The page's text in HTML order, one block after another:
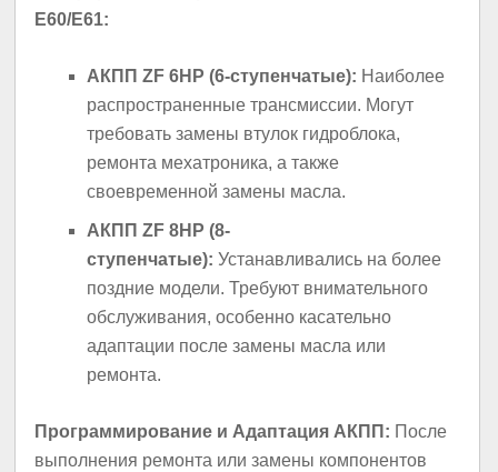
E60/E61:
АКПП ZF 6HP (6-ступенчатые): Наиболее
распространенные трансмиссии. Могут
требовать замены втулок гидроблока,
ремонта мехатроника, а также
своевременной замены масла.
АКПП ZF 8HP (8-
ступенчатые): Устанавливались на более
поздние модели. Требуют внимательного
обслуживания, особенно касательно
адаптации после замены масла или
ремонта.
Программирование и Адаптация АКПП: После
выполнения ремонта или замены компонентов